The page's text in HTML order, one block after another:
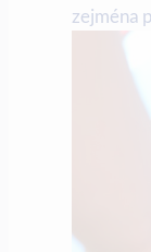
zejména